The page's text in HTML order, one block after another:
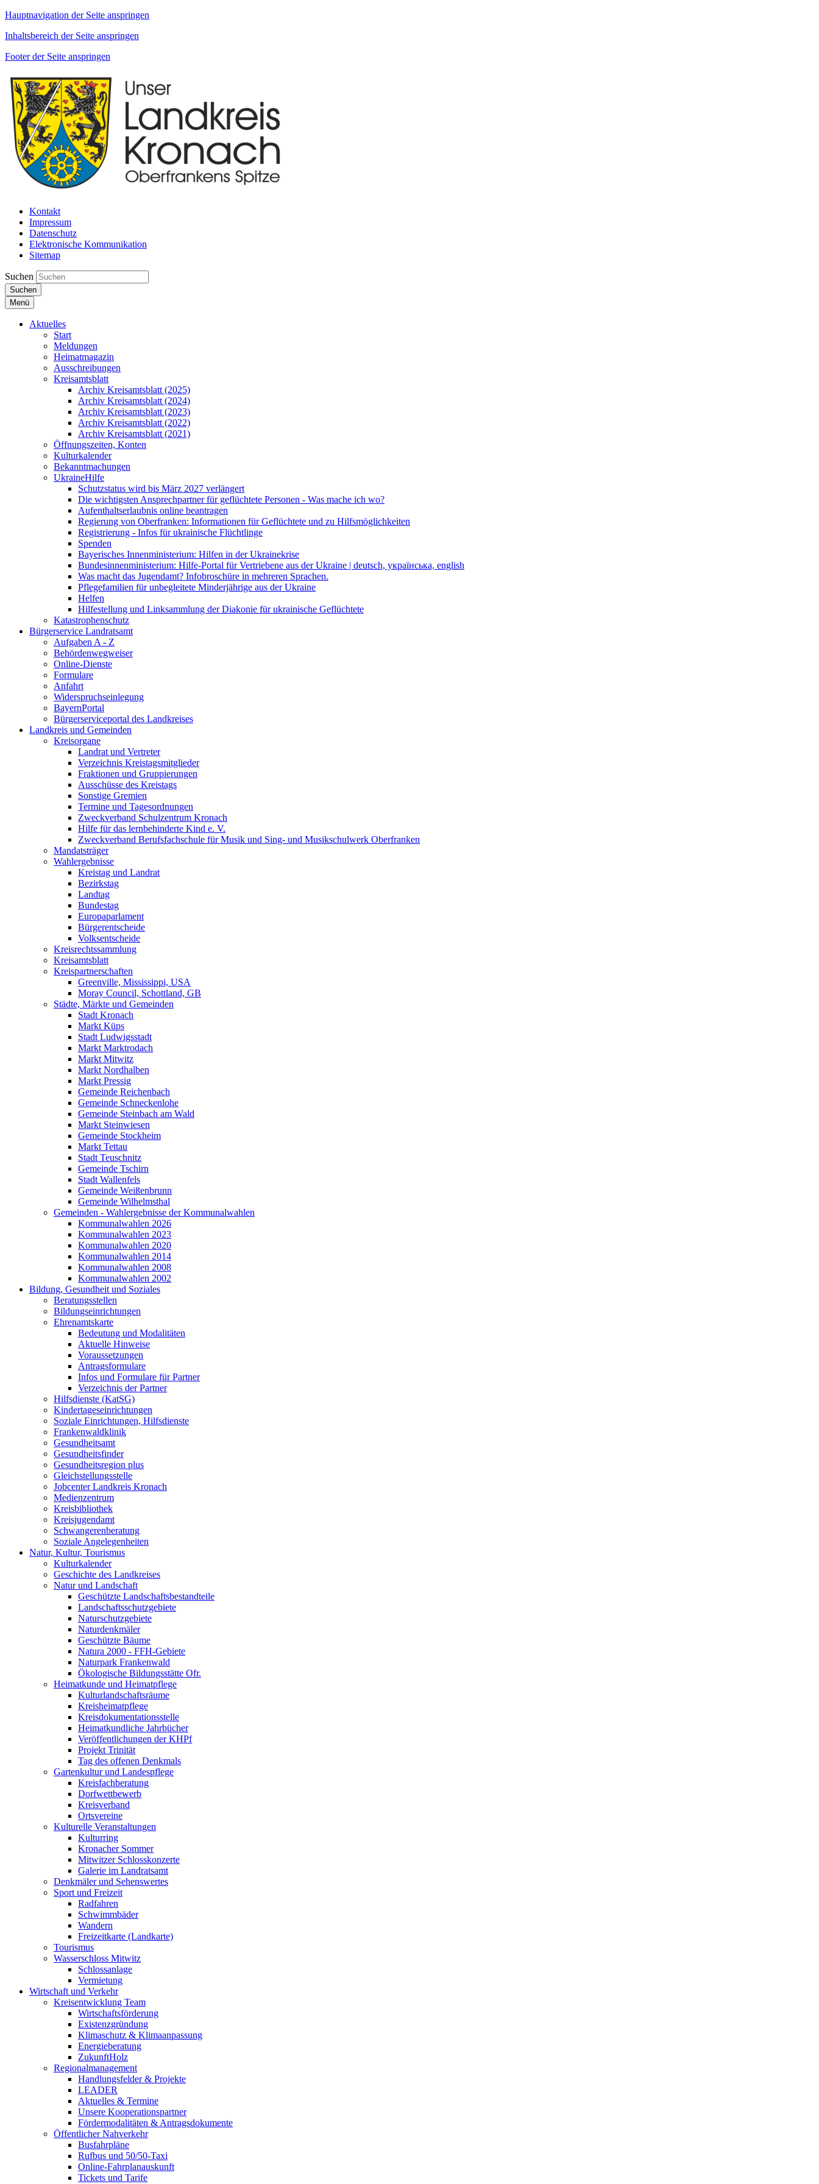
Hauptnavigation der Seite anspringen
Inhaltsbereich der Seite anspringen
Footer der Seite anspringen
Kontakt
Impressum
Datenschutz
Elektronische Kommunikation
Sitemap
Suchen
Suchen
Menü
Aktuelles
Start
Meldungen
Heimatmagazin
Ausschreibungen
Kreisamtsblatt
Archiv Kreisamtsblatt (2025)
Archiv Kreisamtsblatt (2024)
Archiv Kreisamtsblatt (2023)
Archiv Kreisamtsblatt (2022)
Archiv Kreisamtsblatt (2021)
Öffnungszeiten, Konten
Kulturkalender
Bekanntmachungen
UkraineHilfe
Schutzstatus wird bis März 2027 verlängert
Die wichtigsten Ansprechpartner für geflüchtete Personen - Was mache ich wo?
Aufenthaltserlaubnis online beantragen
Regierung von Oberfranken: Informationen für Geflüchtete und zu Hilfsmöglichkeiten
Registrierung - Infos für ukrainische Flüchtlinge
Spenden
Bayerisches Innenministerium: Hilfen in der Ukrainekrise
Bundesinnenministerium: Hilfe-Portal für Vertriebene aus der Ukraine | deutsch, українська, english
Was macht das Jugendamt? Infobroschüre in mehreren Sprachen.
Pflegefamilien für unbegleitete Minderjährige aus der Ukraine
Helfen
Hilfestellung und Linksammlung der Diakonie für ukrainische Geflüchtete
Katastrophenschutz
Bürgerservice Landratsamt
Aufgaben A - Z
Behördenwegweiser
Online-Dienste
Formulare
Anfahrt
Widerspruchseinlegung
BayernPortal
Bürgerserviceportal des Landkreises
Landkreis und Gemeinden
Kreisorgane
Landrat und Vertreter
Verzeichnis Kreistagsmitglieder
Fraktionen und Gruppierungen
Ausschüsse des Kreistags
Sonstige Gremien
Termine und Tagesordnungen
Zweckverband Schulzentrum Kronach
Hilfe für das lernbehinderte Kind e. V.
Zweckverband Berufsfachschule für Musik und Sing- und Musikschulwerk Oberfranken
Mandatsträger
Wahlergebnisse
Kreistag und Landrat
Bezirkstag
Landtag
Bundestag
Europaparlament
Bürgerentscheide
Volksentscheide
Kreisrechtssammlung
Kreisamtsblatt
Kreispartnerschaften
Greenville, Mississippi, USA
Moray Council, Schottland, GB
Städte, Märkte und Gemeinden
Stadt Kronach
Markt Küps
Stadt Ludwigsstadt
Markt Marktrodach
Markt Mitwitz
Markt Nordhalben
Markt Pressig
Gemeinde Reichenbach
Gemeinde Schneckenlohe
Gemeinde Steinbach am Wald
Markt Steinwiesen
Gemeinde Stockheim
Markt Tettau
Stadt Teuschnitz
Gemeinde Tschirn
Stadt Wallenfels
Gemeinde Weißenbrunn
Gemeinde Wilhelmsthal
Gemeinden - Wahlergebnisse der Kommunalwahlen
Kommunalwahlen 2026
Kommunalwahlen 2023
Kommunalwahlen 2020
Kommunalwahlen 2014
Kommunalwahlen 2008
Kommunalwahlen 2002
Bildung, Gesundheit und Soziales
Beratungsstellen
Bildungseinrichtungen
Ehrenamtskarte
Bedeutung und Modalitäten
Aktuelle Hinweise
Voraussetzungen
Antragsformulare
Infos und Formulare für Partner
Verzeichnis der Partner
Hilfsdienste (KatSG)
Kindertageseinrichtungen
Soziale Einrichtungen, Hilfsdienste
Frankenwaldklinik
Gesundheitsamt
Gesundheitsfinder
Gesundheitsregion plus
Gleichstellungsstelle
Jobcenter Landkreis Kronach
Medienzentrum
Kreisbibliothek
Kreisjugendamt
Schwangerenberatung
Soziale Angelegenheiten
Natur, Kultur, Tourismus
Kulturkalender
Geschichte des Landkreises
Natur und Landschaft
Geschützte Landschaftsbestandteile
Landschaftsschutzgebiete
Naturschutzgebiete
Naturdenkmäler
Geschützte Bäume
Natura 2000 - FFH-Gebiete
Naturpark Frankenwald
Ökologische Bildungsstätte Ofr.
Heimatkunde und Heimatpflege
Kulturlandschaftsräume
Kreisheimatpflege
Kreisdokumentationsstelle
Heimatkundliche Jahrbücher
Veröffentlichungen der KHPf
Projekt Trinität
Tag des offenen Denkmals
Gartenkultur und Landespflege
Kreisfachberatung
Dorfwettbewerb
Kreisverband
Ortsvereine
Kulturelle Veranstaltungen
Kulturring
Kronacher Sommer
Mitwitzer Schlosskonzerte
Galerie im Landratsamt
Denkmäler und Sehenswertes
Sport und Freizeit
Radfahren
Schwimmbäder
Wandern
Freizeitkarte (Landkarte)
Tourismus
Wasserschloss Mitwitz
Schlossanlage
Vermietung
Wirtschaft und Verkehr
Kreisentwicklung Team
Wirtschaftsförderung
Existenzgründung
Klimaschutz & Klimaanpassung
Energieberatung
ZukunftHolz
Regionalmanagement
Handlungsfelder & Projekte
LEADER
Aktuelles & Termine
Unsere Kooperationspartner
Fördermodalitäten & Antragsdokumente
Öffentlicher Nahverkehr
Busfahrpläne
Rufbus und 50/50-Taxi
Online-Fahrplanauskunft
Tickets und Tarife